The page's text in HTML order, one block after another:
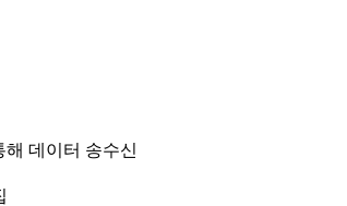
데이터 송수신